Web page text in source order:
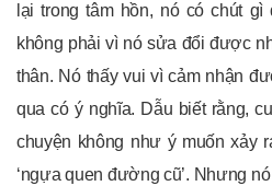
lại trong tâm hồn, nó có chút
không phải vì nó sửa đổi được
thân. Nó thấy vui vì cảm nhận
qua có ý nghĩa. Dẫu biết rằng,
chuyện không như ý muốn xảy
‘ngựa quen đường cũ’. Nhưng